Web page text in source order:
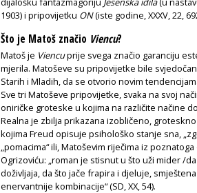
1903) i pripovijetku ON(iste godine, XXXV, 22,
Što je Matoš značio Viencu?
Matoš je Viencuprije svega značio garanciju
mjerila. Matoševe su pripovijetke bile
Starih i Mladih, da se otvorio novim
Sve tri Matoševe pripovijetke, svaka na svoj
oniričke groteske u kojima na različite načine
Realna je zbilja prikazana izobličeno,
kojima Freud opisuje psihološko stanje sna,
„pomacima“ ili, Matoševim riječima iz
Ogrizoviću: „roman je stisnut u što uži mider /
doživljaja, da što jače frapira i djeluje,
enervantnije kombinacije“ (SD, XX, 54).